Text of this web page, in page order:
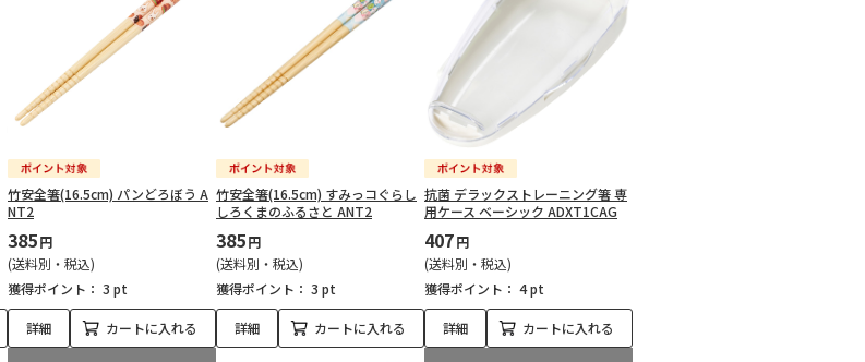
竹安全箸(16.5cm) パンどろぼう A
NT2
385円
(送料別・税込)
獲得ポイント： 3 pt
詳細 カートに入れる
竹安全箸(16.5cm) すみっコぐらし
しろくまのふるさと ANT2
385円
(送料別・税込)
獲得ポイント： 3 pt
詳細 カートに入れる
抗菌 デラックストレーニング箸 専
用ケース ベーシック ADXT1CAG
407円
(送料別・税込)
獲得ポイント： 4 pt
詳細 カートに入れる